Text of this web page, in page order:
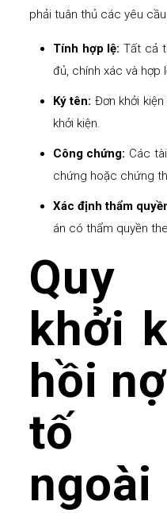
phải tuân thủ các yêu
Tính hợp lệ: Tất cả
đủ, chính xác và hợp
Ký tên: Đơn khởi
khởi kiện.
Công chứng: Các
chứng hoặc chứng
Xác định thẩm
án có thẩm quyền
khởi
hồi
tố
ngoài